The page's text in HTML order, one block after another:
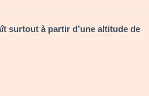
surtout à partir d’une altitude de